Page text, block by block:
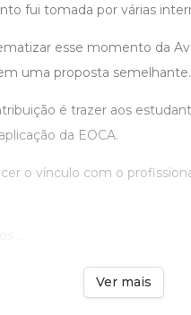
fui tomada por várias
esse momento da
uma proposta semelhante.
é trazer aos
da EOCA.
o vínculo com o
Ver mais